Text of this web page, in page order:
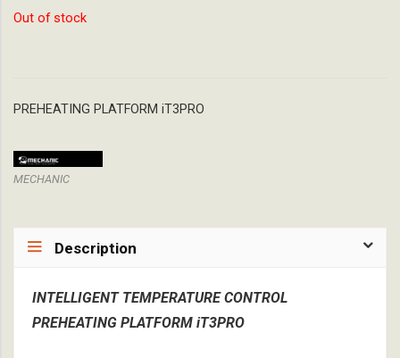
Out of stock
PREHEATING PLATFORM iT3PRO
MECHANIC
Description
INTELLIGENT TEMPERATURE CONTROL
PREHEATING PLATFORM iT3PRO